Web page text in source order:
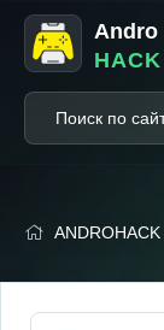
Andro
HACK
ANDROHACK